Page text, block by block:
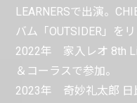
LEARNERSで出演。
バム「OUTSIDER」をリ
2022年 家入レオ 8th
＆コーラスで参加。
2023年 奇妙礼太郎 日